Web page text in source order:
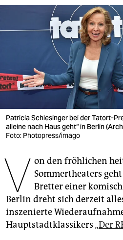
verlag
veranstaltungen
fragen & hilfe
unterstützen
abo
epaper login
Patricia Schlesinger bei der Tatort-
alleine nach Haus geht“ in Berlin
Foto: Photopress/imago
V on den fröhlichen
Sommertheaters
Bretter einer
Berlin dreht sich derzeit
inszenierte
Hauptstadtklassikers „Der